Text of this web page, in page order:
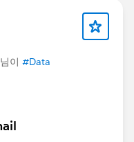
님이 #Data